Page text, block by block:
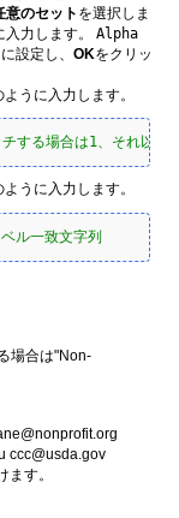
意のセット を選択しま
力します。 Alpha
に設定し、 OKをクリッ
うに入力します。
する場合は1、それ以外
うに入力します。
ル一致文字列
場合は"Non-
ccc@usda.gov
す。